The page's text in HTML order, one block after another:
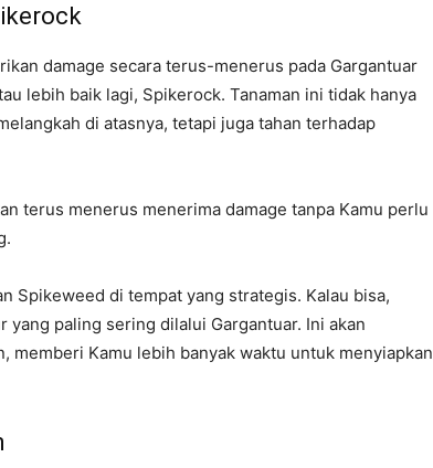
damage secara terus-menerus pada Gargantuar
lebih baik lagi, Spikerock. Tanaman ini tidak hanya
di atasnya, tetapi juga tahan terhadap
terus menerus menerima damage tanpa Kamu perlu
Spikeweed di tempat yang strategis. Kalau bisa,
paling sering dilalui Gargantuar. Ini akan
memberi Kamu lebih banyak waktu untuk menyiapkan